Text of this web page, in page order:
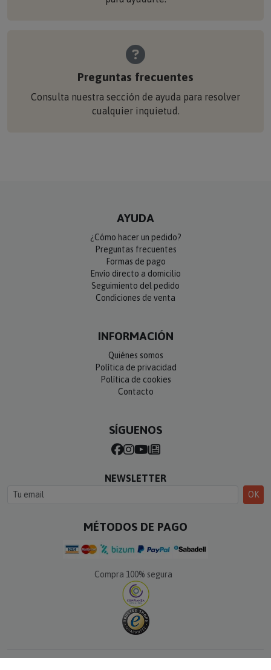
Preguntas frecuentes
Consulta nuestra sección de ayuda para resolver
cualquier inquietud.
AYUDA
¿Cómo hacer un pedido?
Preguntas frecuentes
Formas de pago
Envío directo a domicilio
Seguimiento del pedido
Condiciones de venta
INFORMACIÓN
Quiénes somos
Política de privacidad
Política de cookies
Contacto
SÍGUENOS
NEWSLETTER
OK
MÉTODOS DE PAGO
Compra 100% segura